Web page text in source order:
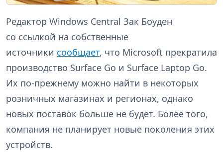
Редактор Windows Central Зак Боуден
со ссылкой на собственные
источники сообщает, что Microsoft прекратила
производство Surface Go и Surface Laptop Go.
Их по-прежнему можно найти в некоторых
розничных магазинах и регионах, однако
новых поставок больше не будет. Более того,
компания не планирует новые поколения этих
устройств.